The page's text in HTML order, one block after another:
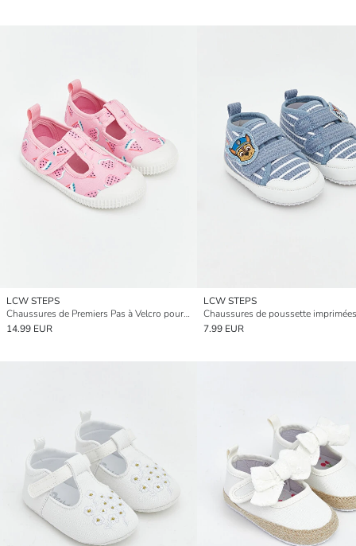
LCW STEPS
Chaussures de Premiers Pas à Velcro pour Bébés Filles
14.99 EUR
LCW STEPS
7.99 EUR